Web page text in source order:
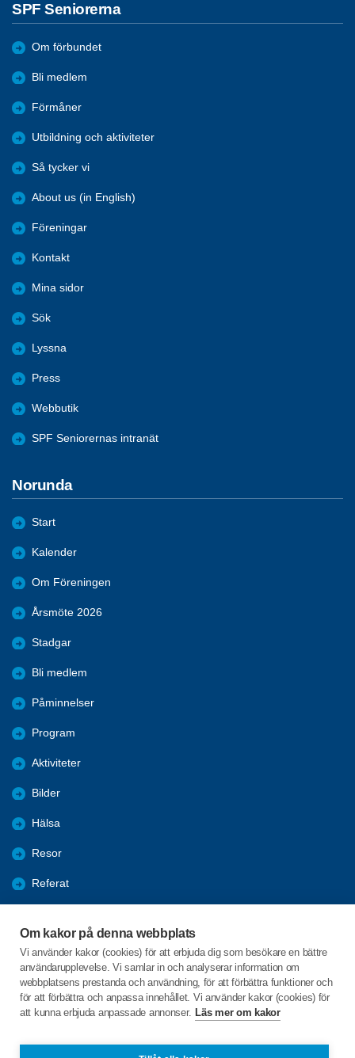
Om kakor på denna webbplats
Vi använder kakor (cookies) för att erbjuda dig som besökare en bättre
användarupplevelse. Vi samlar in och analyserar information om
webbplatsens prestanda och användning, för att förbättra funktioner och
för att förbättra och anpassa innehållet. Vi använder kakor (cookies) för
att kunna erbjuda anpassade annonser. Läs mer om kakor
SPF Seniorerna
Om förbundet
Bli medlem
Förmåner
Utbildning och aktiviteter
Så tycker vi
About us (in English)
Föreningar
Kontakt
Mina sidor
Sök
Lyssna
Press
Webbutik
SPF Seniorernas intranät
Norunda
Start
Kalender
Om Föreningen
Årsmöte 2026
Stadgar
Bli medlem
Påminnelser
Program
Aktiviteter
Bilder
Hälsa
Resor
Referat
Log
C/o:Ingemar Backman